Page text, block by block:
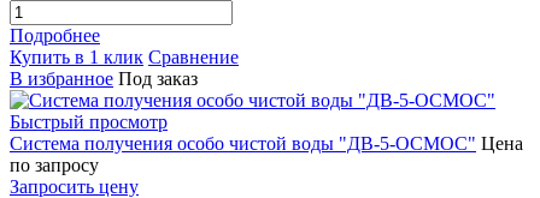
Подробнее
Купить в 1 клик Сравнение
В избранное Под заказ
Быстрый просмотр
Система получения особо чистой воды "ДВ-5-ОСМОС" Цена
по запросу
Запросить цену